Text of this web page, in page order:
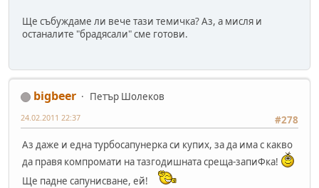
Ще събуждаме ли вече тази темичка? Аз, а мисля и
останалите "брадясали" сме готови.
bigbeer
Петър Шолеков
#278
24.02.2011 22:37
Аз даже и една турбосапунерка си купих, за да има с какво
да правя компромати на тазгодишната среща-запиФка!
Ще падне сапунисване, ей!